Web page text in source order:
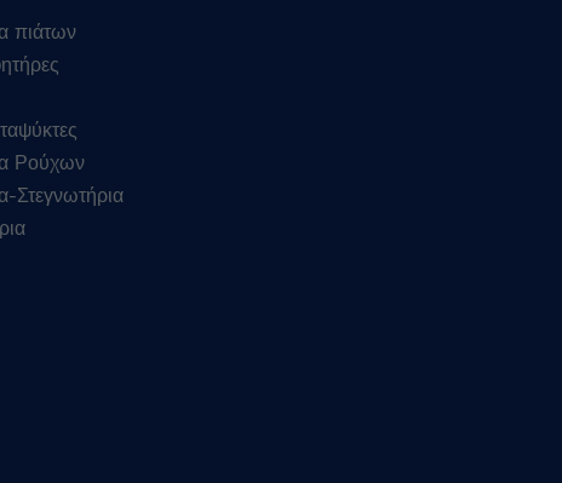
πιάτων
Ρούχων
Στεγνωτήρια